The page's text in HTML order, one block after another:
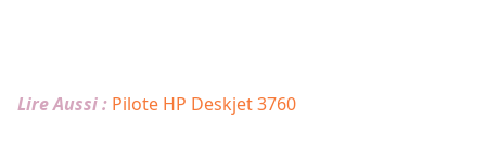
Lire Aussi : Pilote HP Deskjet 3760